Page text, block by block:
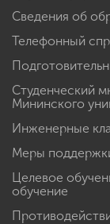
Сведения об
Телефонный
Студенческий
Мининского
Инженерные
Меры
Целевое
обучение